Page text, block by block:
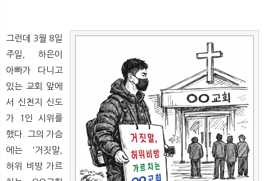
그런데 3월 8일
주일, 하은이
아빠가 다니고
있는 교회 앞에
서 신천지 신도
가 1인 시위를
했다. 그의 가슴
에는 ‘거짓말,
허위 비방 가르